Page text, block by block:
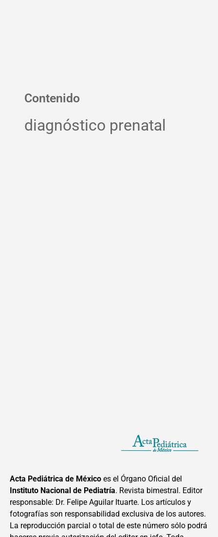
Contenido
diagnóstico prenatal
Acta Pediátrica de México es el Órgano Oficial del
Instituto Nacional de Pediatría. Revista bimestral. Editor
responsable: Dr. Felipe Aguilar Ituarte. Los artículos y
fotografías son responsabilidad exclusiva de los autores.
La reproducción parcial o total de este número sólo podrá